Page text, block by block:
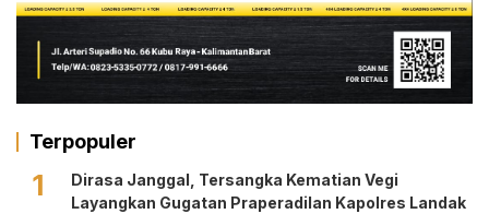
Terpopuler
1
Dirasa Janggal, Tersangka Kematian Vegi
Layangkan Gugatan Praperadilan Kapolres Landak